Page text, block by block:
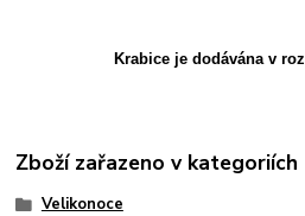
Krabice je dodávána v
Zboží zařazeno v kategoriích
Velikonoce